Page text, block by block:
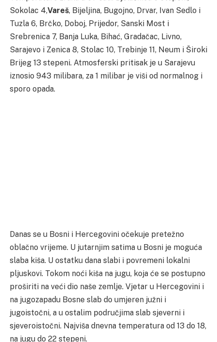
Sokolac 4,Vareš, Bijeljina, Bugojno, Drvar, Ivan Sedlo i
Tuzla 6, Brčko, Doboj, Prijedor, Sanski Most i
Srebrenica 7, Banja Luka, Bihać, Gradačac, Livno,
Sarajevo i Zenica 8, Stolac 10, Trebinje 11, Neum i Široki
Brijeg 13 stepeni. Atmosferski pritisak je u Sarajevu
iznosio 943 milibara, za 1 milibar je viši od normalnog i
sporo opada.
Danas se u Bosni i Hercegovini očekuje pretežno
oblačno vrijeme. U jutarnjim satima u Bosni je moguća
slaba kiša. U ostatku dana slabi i povremeni lokalni
pljuskovi. Tokom noći kiša na jugu, koja će se postupno
proširiti na veći dio naše zemlje. Vjetar u Hercegovini i
na jugozapadu Bosne slab do umjeren južni i
jugoistočni, a u ostalim područjima slab sjeverni i
sjeveroistočni. Najviša dnevna temperatura od 13 do 18,
na jugu do 22 stepeni.